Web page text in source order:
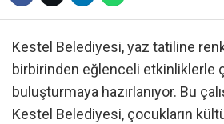
Kestel Belediyesi, yaz tatiline
birbirinden eğlenceli etkinliklerle
buluşturmaya hazırlanıyor. Bu
Kestel Belediyesi, çocukların